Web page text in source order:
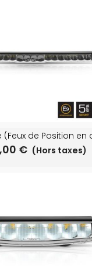
(Feux de Position
€ (Hors taxes)